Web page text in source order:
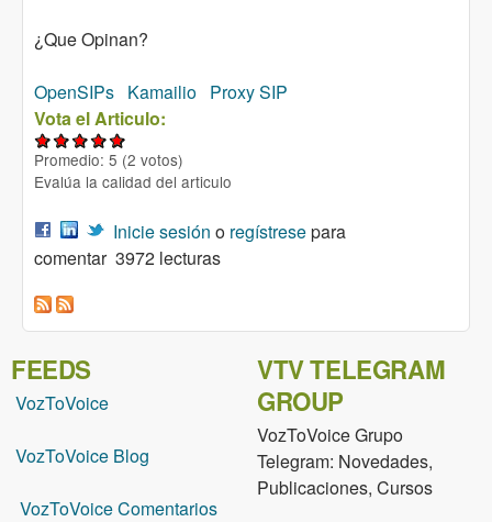
¿Que Opinan?
OpenSIPs Kamailio Proxy SIP
Vota el Articulo:
Promedio: 5 (2 votos)
Evalúa la calidad del articulo
Inicie sesión o regístresepara
comentar 3972 lecturas
FEEDS
VozToVoice
VozToVoice Blog
VozToVoice Comentarios
VTV TELEGRAM
GROUP
VozToVoice Grupo
Telegram: Novedades,
Publicaciones, Cursos